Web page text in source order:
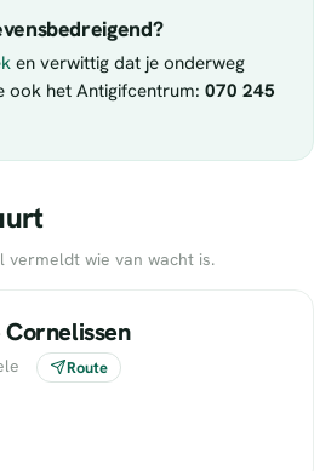
en verwittig dat je onderweg
ook het Antigifcentrum: 070 245
vermeldt wie van wacht is.
Route